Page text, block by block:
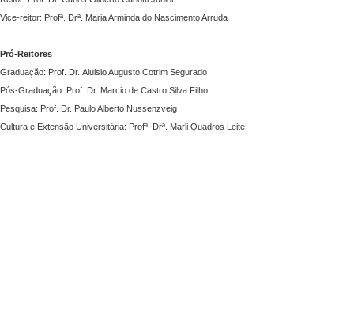
Vice-reitor: Profª. Drª. Maria Arminda do Nascimento Arruda
Pró-Reitores
Graduação: Prof. Dr. Aluisio Augusto Cotrim Segurado
Pós-Graduação: Prof. Dr. Marcio de Castro Silva Filho
Pesquisa: Prof. Dr. Paulo Alberto Nussenzveig
Cultura e Extensão Universitária: Profª. Drª. Marli Quadros Leite